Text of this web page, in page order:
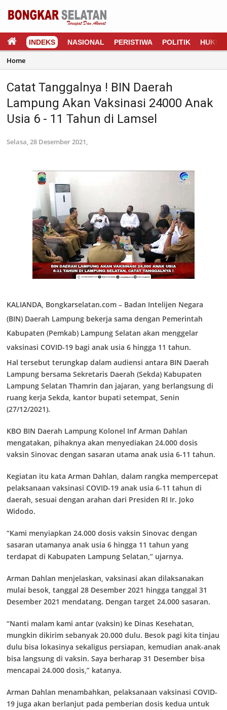
INDEKS NASIONAL PERISTIWA POLITIK HUKUM
Home
Catat Tanggalnya ! BIN Daerah
Lampung Akan Vaksinasi 24000 Anak
Usia 6 - 11 Tahun di Lamsel
Selasa, 28 Desember 2021,
KALIANDA, Bongkarselatan.com – Badan Intelijen Negara
(BIN) Daerah Lampung bekerja sama dengan Pemerintah
Kabupaten (Pemkab) Lampung Selatan akan menggelar
vaksinasi COVID-19 bagi anak usia 6 hingga 11 tahun.
Hal tersebut terungkap dalam audiensi antara BIN Daerah
Lampung bersama Sekretaris Daerah (Sekda) Kabupaten
Lampung Selatan Thamrin dan jajaran, yang berlangsung di
ruang kerja Sekda, kantor bupati setempat, Senin
(27/12/2021).
KBO BIN Daerah Lampung Kolonel Inf Arman Dahlan
mengatakan, pihaknya akan menyediakan 24.000 dosis
vaksin Sinovac dengan sasaran utama anak usia 6-11 tahun.
Kegiatan itu kata Arman Dahlan, dalam rangka mempercepat
pelaksanaan vaksinasi COVID-19 anak usia 6-11 tahun di
daerah, sesuai dengan arahan dari Presiden RI Ir. Joko
Widodo.
“Kami menyiapkan 24.000 dosis vaksin Sinovac dengan
sasaran utamanya anak usia 6 hingga 11 tahun yang
terdapat di Kabupaten Lampung Selatan,” ujarnya.
Arman Dahlan menjelaskan, vaksinasi akan dilaksanakan
mulai besok, tanggal 28 Desember 2021 hingga tanggal 31
Desember 2021 mendatang. Dengan target 24.000 sasaran.
“Nanti malam kami antar (vaksin) ke Dinas Kesehatan,
mungkin dikirim sebanyak 20.000 dulu. Besok pagi kita tinjau
dulu bisa lokasinya sekaligus persiapan, kemudian anak-anak
bisa langsung di vaksin. Saya berharap 31 Desember bisa
mencapai 24.000 dosis,” katanya.
Arman Dahlan menambahkan, pelaksanaan vaksinasi COVID-
19 juga akan berlanjut pada pemberian dosis kedua untuk